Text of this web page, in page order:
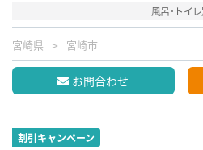
風呂･トイ
宮崎県 宮崎市
お問合わせ
割引キャンペーン